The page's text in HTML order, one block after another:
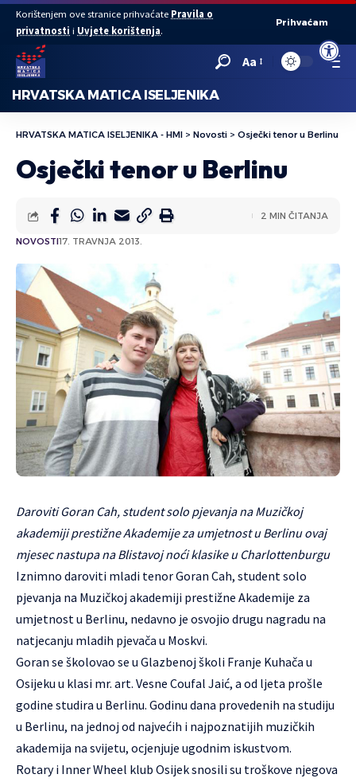
Open
Korištenjem ove stranice prihvaćate Pravila o
privatnosti i Uvjete korištenja.
Prihvaćam
Aa
HRVATSKA MATICA ISELJENIKA
HRVATSKA MATICA ISELJENIKA - HMI > Novosti > Osječki tenor u Berlinu
Osječki tenor u Berlinu
NOVOSTI17. TRAVNJA 2013.
2 MIN ČITANJA
Daroviti Goran Cah, student solo pjevanja na Muzičkoj
akademiji prestižne Akademije za umjetnost u Berlinu ovaj
mjesec nastupa na Blistavoj noći klasike u Charlottenburgu
Iznimno daroviti mladi tenor Goran Cah, student solo
pjevanja na Muzičkoj akademiji prestižne Akademije za
umjetnost u Berlinu, nedavno je osvojio drugu nagradu na
natjecanju mladih pjevača u Moskvi.
Goran se školovao se u Glazbenoj školi Franje Kuhača u
Osijeku u klasi mr. art. Vesne Coufal Jaić, a od ljeta prošle
godine studira u Berlinu. Godinu dana provedenih na studiju
u Berlinu, na jednoj od najvećih i najpoznatijih muzičkih
akademija na svijetu, ocjenjuje ugodnim iskustvom.
Rotary i Inner Wheel klub Osijek snosili su troškove njegova